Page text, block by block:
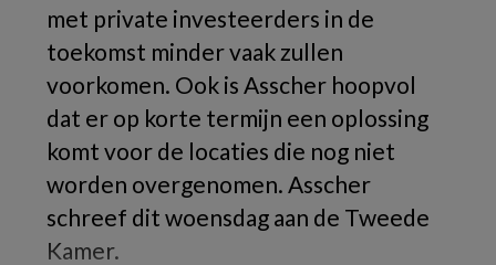
met private investeerders in de
toekomst minder vaak zullen
voorkomen. Ook is Asscher hoopvol
dat er op korte termijn een oplossing
komt voor de locaties die nog niet
worden overgenomen. Asscher
schreef dit woensdag aan de Tweede
Kamer.